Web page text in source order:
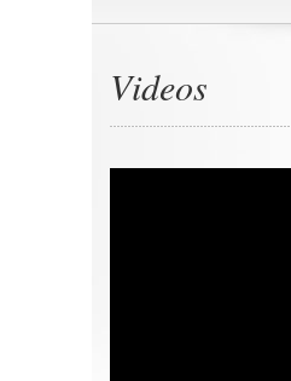
Videos